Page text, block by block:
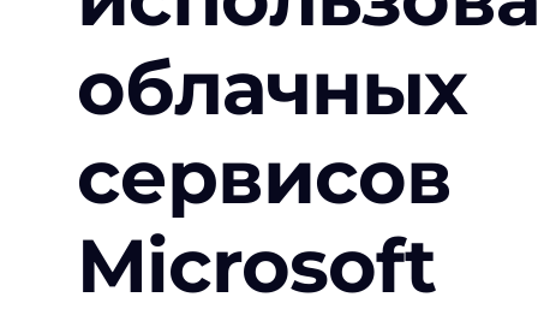
облачных
сервисов
Microsoft